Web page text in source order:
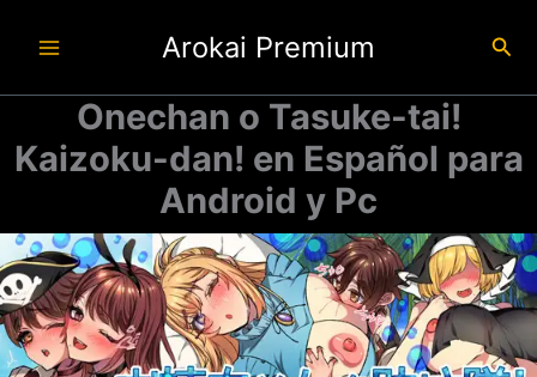
Arokai Premium
Onechan o Tasuke-tai!
Kaizoku-dan! en Español para
Android y Pc